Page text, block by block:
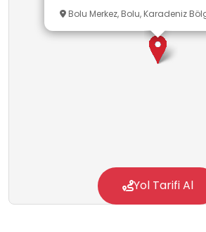
Bolu Merkez, Bolu, Karadeniz
Yol Tarifi Al